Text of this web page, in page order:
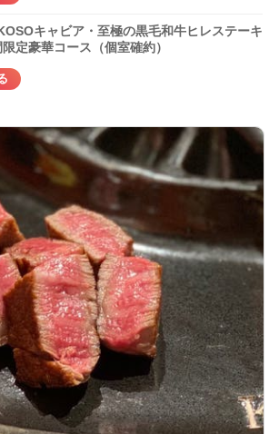
キャビア・至極の黒毛和牛ヒレステーキ
定豪華コース（個室確約）